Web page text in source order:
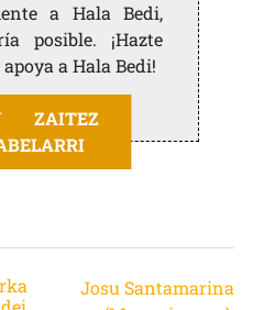
a Hala Bedi,
posible. ¡Hazte
a Hala Bedi!
ZAITEZ
Josu Santamarina